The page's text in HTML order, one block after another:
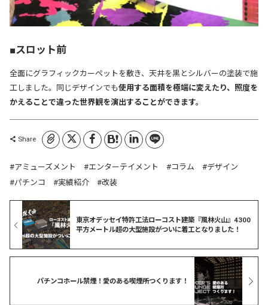
■スロット前
全面にグラフィックカーペットを敷き、天井を黒とシルバーの塗装で施
工しました。同じデザインでも使用する面積を極端に変えたり、照度を
かえることで違った世界観を演出することができます。
Shareコピーしました
アミューズメント エンターテイメント コラム
デザイン
パチンコ
実績紹介 改装
東京オデッセイ特許工法ローコスト建築『風林火山』4300
平方メートル超の大型施設がついに着工となりました！
パチンコホール禁煙！愛のある喫煙所つくります！